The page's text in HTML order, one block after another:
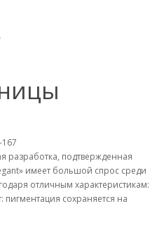
167
разработка, подтвержденная
имеет большой спрос среди
отличным характеристикам:
сохраняется на